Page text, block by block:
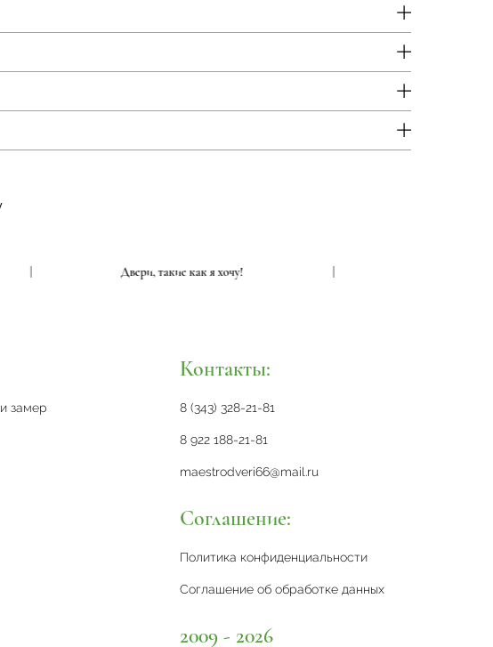
Двери, такие как я хочу!
замер
Контакты:
8 (343) 328-21-81
8 922 188-21-81
maestrodveri66@mail.ru
Соглашение:
Политика конфиденциальности
Соглашение об обработке данных
2009 - 2026